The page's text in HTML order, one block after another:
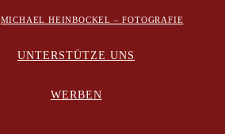
MICHAEL HEINBOCKEL – FOTOGRAFIE
UNTERSTÜTZE UNS
WERBEN